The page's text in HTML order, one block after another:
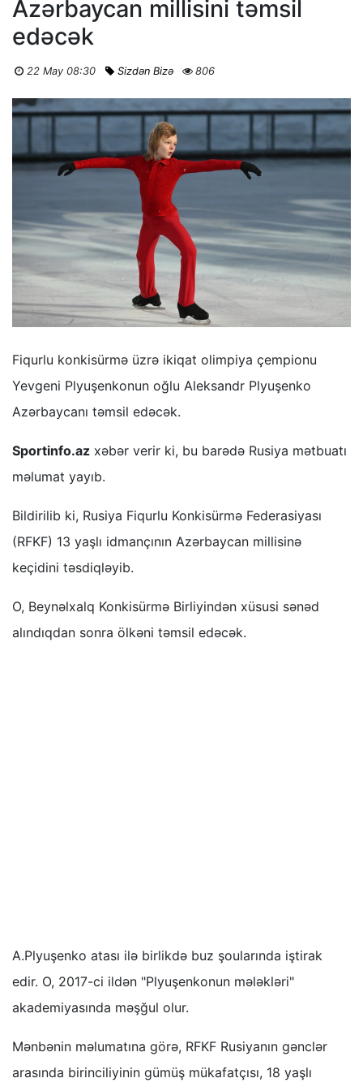
Azərbaycan millisini təmsil
edəcək
22 May 08:30 Sizdən Bizə 806
Fiqurlu konkisürmə üzrə ikiqat olimpiya çempionu
Yevgeni Plyuşenkonun oğlu Aleksandr Plyuşenko
Azərbaycanı təmsil edəcək.
Sportinfo.az xəbər verir ki, bu barədə Rusiya mətbuatı
məlumat yayıb.
Bildirilib ki, Rusiya Fiqurlu Konkisürmə Federasiyası
(RFKF) 13 yaşlı idmançının Azərbaycan millisinə
keçidini təsdiqləyib.
O, Beynəlxalq Konkisürmə Birliyindən xüsusi sənəd
alındıqdan sonra ölkəni təmsil edəcək.
A.Plyuşenko atası ilə birlikdə buz şoularında iştirak
edir. O, 2017-ci ildən "Plyuşenkonun mələkləri"
akademiyasında məşğul olur.
Mənbənin məlumatına görə, RFKF Rusiyanın gənclər
arasında birinciliyinin gümüş mükafatçısı, 18 yaşlı